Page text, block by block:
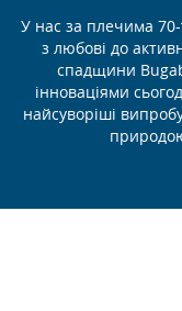
У нас за плечима 70-
з любові до
спадщини
інноваціями
найсуворіші